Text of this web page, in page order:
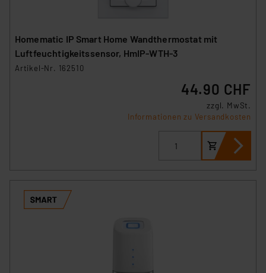
Homematic IP Smart Home Wandthermostat mit
Luftfeuchtigkeitssensor, HmIP-WTH-3
Artikel-Nr. 162510
44.90 CHF
zzgl. MwSt.
Informationen zu Versandkosten